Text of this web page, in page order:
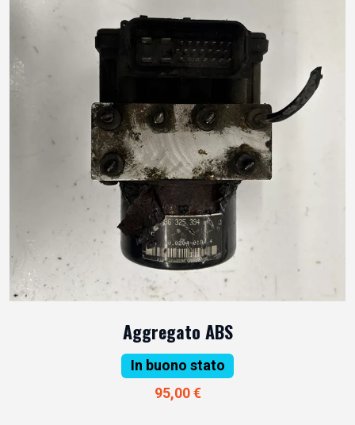
Aggregato ABS
In buono stato
95,00 €